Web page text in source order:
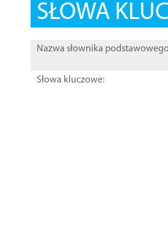
SŁOWA
Nazwa słownika
Słowa kluczowe: